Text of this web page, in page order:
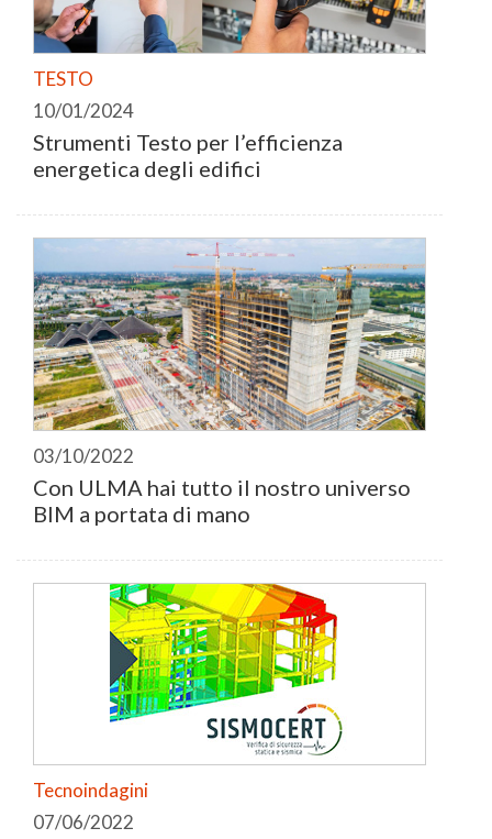
TESTO
10/01/2024
Strumenti Testo per l’efficienza
energetica degli edifici
03/10/2022
Con ULMA hai tutto il nostro universo
BIM a portata di mano
Tecnoindagini
07/06/2022